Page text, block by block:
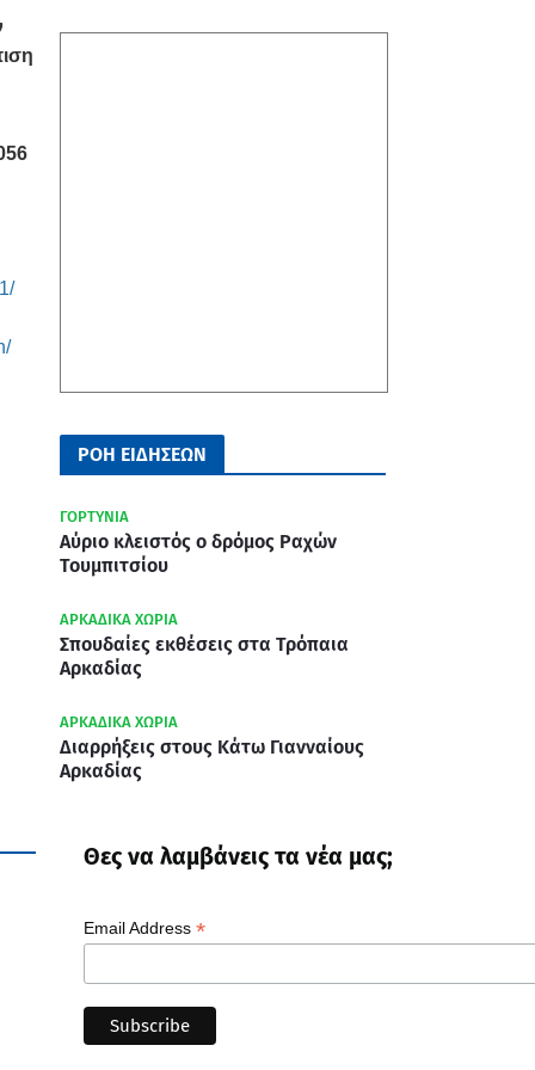
ΡΟΗ ΕΙΔΗΣΕΩΝ
ΓΟΡΤΥΝΙΑ
Αύριο κλειστός ο δρόμος Ραχών
Τουμπιτσίου
ΑΡΚΑΔΙΚΑ ΧΩΡΙΑ
Σπουδαίες εκθέσεις στα Τρόπαια
Αρκαδίας
ΑΡΚΑΔΙΚΑ ΧΩΡΙΑ
Διαρρήξεις στους Κάτω Γιανναίους
Αρκαδίας
Θες να λαμβάνεις τα νέα μας;
Email Address *